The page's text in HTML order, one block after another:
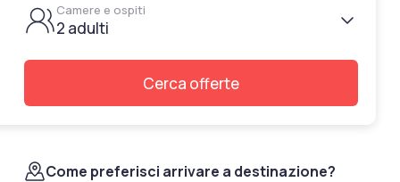
Camere e ospiti
2 adulti
Cerca offerte
Come preferisci arrivare a destinazione?